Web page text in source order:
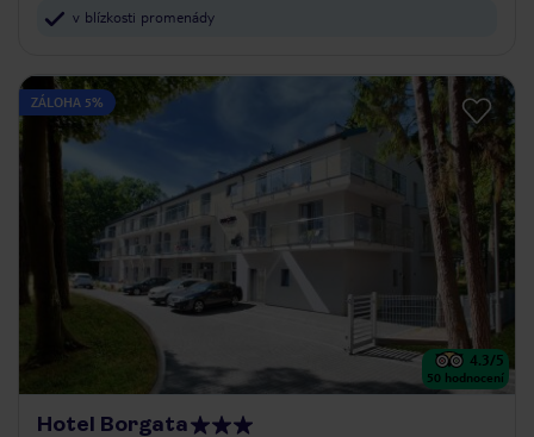
v blízkosti promenády
ZÁLOHA 5%
4.3/5
50 hodnocení
Hotel Borgata